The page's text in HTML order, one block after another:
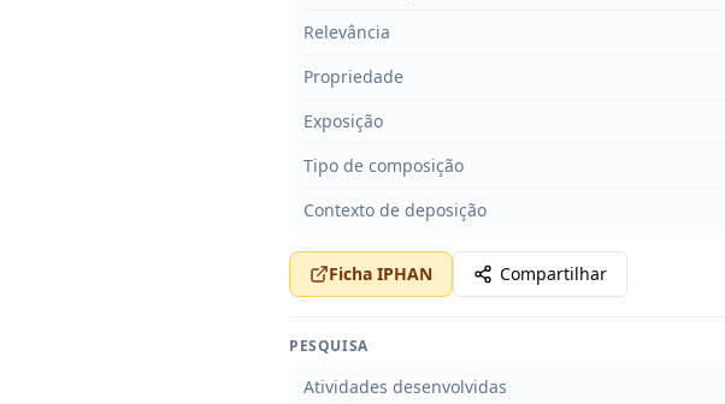
Relevância
Propriedade
Exposição
Tipo de composição
Contexto de deposição
Ficha IPHAN Compartilhar
PESQUISA
Atividades desenvolvidas